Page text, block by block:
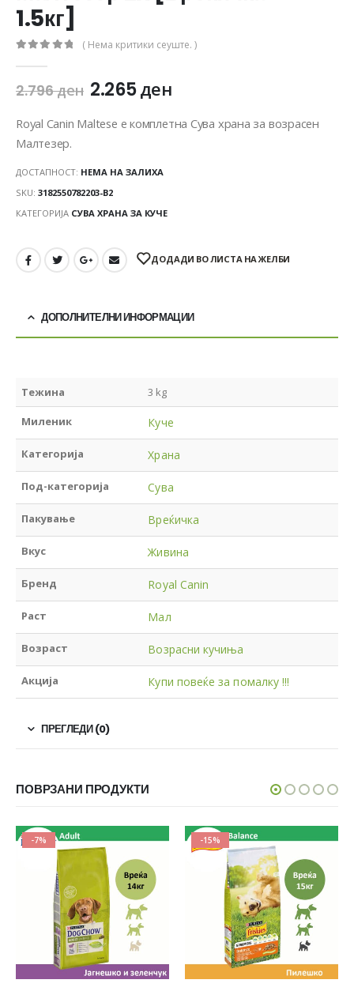
1.5кг]
( Нема критики сеуште. )
2.796ден 2.265ден
Royal Canin Maltese е комплетна Сува храна за возрасен
Малтезер.
ДОСТАПНОСТ: НЕМА НА ЗАЛИХА
SKU: 3182550782203-B2
КАТЕГОРИЈА СУВА ХРАНА ЗА КУЧЕ
ДОДАДИ ВО ЛИСТА НА ЖЕЛБИ
ДОПОЛНИТЕЛНИ ИНФОРМАЦИИ
Тежина 3 kg
Миленик Куче
Категорија Храна
Под-категорија Сува
Пакување Вреќичка
Вкус Живина
Бренд Royal Canin
Раст Мал
Возраст Возрасни кучиња
Акција Купи повеќе за помалку !!!
ПРЕГЛЕДИ (0)
ПОВРЗАНИ ПРОДУКТИ
-7% -15%